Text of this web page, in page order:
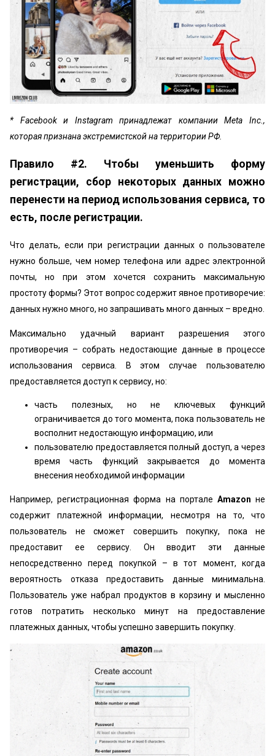
* Facebook и Instagram принадлежат компании Meta Inc.,
которая признана экстремистской на территории РФ.
Правило #2. Чтобы уменьшить форму
регистрации, сбор некоторых данных можно
перенести на период использования сервиса, то
есть, после регистрации.
Что делать, если при регистрации данных о пользователе
нужно больше, чем номер телефона или адрес электронной
почты, но при этом хочется сохранить максимальную
простоту формы? Этот вопрос содержит явное противоречие:
данных нужно много, но запрашивать много данных – вредно.
Максимально удачный вариант разрешения этого
противоречия – собрать недостающие данные в процессе
использования сервиса. В этом случае пользователю
предоставляется доступ к сервису, но:
часть полезных, но не ключевых функций
ограничивается до того момента, пока пользователь не
восполнит недостающую информацию, или
пользователю предоставляется полный доступ, а через
время часть функций закрывается до момента
внесения необходимой информации
Например, регистрационная форма на портале Amazon не
содержит платежной информации, несмотря на то, что
пользователь не сможет совершить покупку, пока не
предоставит ее сервису. Он вводит эти данные
непосредственно перед покупкой – в тот момент, когда
вероятность отказа предоставить данные минимальна.
Пользователь уже набрал продуктов в корзину и мысленно
готов потратить несколько минут на предоставление
платежных данных, чтобы успешно завершить покупку.